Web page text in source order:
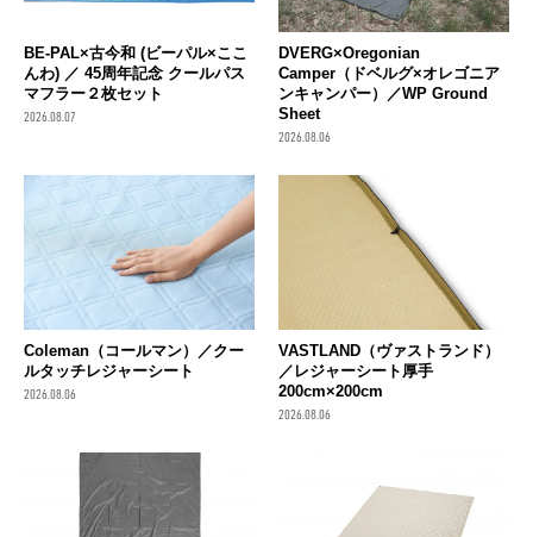
BE-PAL×古今和 (ビーパル×ここ
んわ) ／ 45周年記念 クールパス
マフラー２枚セット
2026.08.07
DVERG×Oregonian
Camper（ドベルグ×オレゴニア
ンキャンパー）／WP Ground
Sheet
2026.08.06
Coleman（コールマン）／クー
ルタッチレジャーシート
2026.08.06
VASTLAND（ヴァストランド）
／レジャーシート厚手
200cm×200cm
2026.08.06